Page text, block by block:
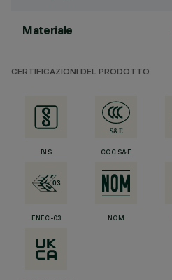
Materiale
CERTIFICAZIONI DEL PRODOTTO
BIS CCC S&E
ENEC-03 NOM